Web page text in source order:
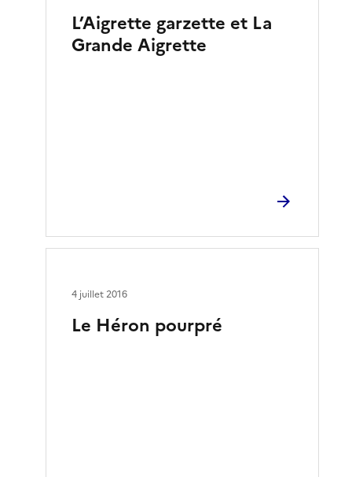
L’Aigrette garzette et La
Grande Aigrette
Le Héron pourpré
4 juillet 2016